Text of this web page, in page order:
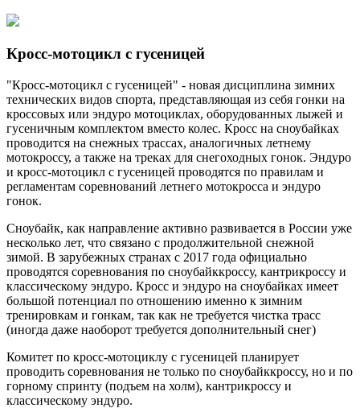
Кросс-мотоцикл с гусеницей
"Кросс-мотоцикл с гусеницей" - новая дисциплина зимних
технических видов спорта, представляющая из себя гонки на
кроссовых или эндуро мотоциклах, оборудованных лыжей и
гусеничным комплектом вместо колес. Кросс на сноубайках
проводится на снежных трассах, аналогичных летнему
мотокроссу, а также на треках для снегоходных гонок. Эндуро
и кросс-мотоцикл с гусеницей проводятся по правилам и
регламентам соревнований летнего мотокросса и эндуро
гонок.
Сноубайк, как направление активно развивается в России уже
несколько лет, что связано с продолжительной снежной
зимой. В зарубежных странах с 2017 года официально
проводятся соревнования по сноубайккроссу, кантрикроссу и
классическому эндуро. Кросс и эндуро на сноубайках имеет
большой потенциал по отношению именно к зимним
тренировкам и гонкам, так как не требуется чистка трасс
(иногда даже наоборот требуется дополнительный снег)
Комитет по кросс-мотоциклу с гусеницей планирует
проводить соревнования не только по сноубайккроссу, но и по
горному спринту (подъем на холм), кантрикроссу и
классическому эндуро.